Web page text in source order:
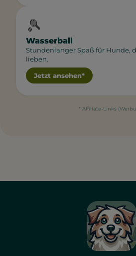
🎾
Wasserball
Stundenlanger Spaß für Hunde,
lieben.
Jetzt ansehen*
* Affiliate-Links